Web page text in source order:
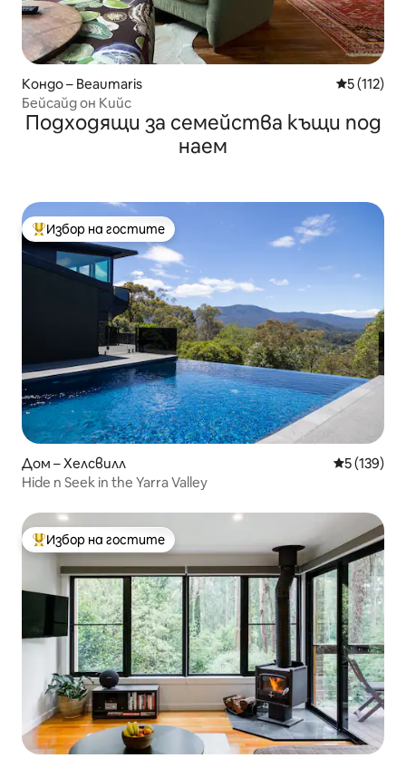
Кондо – Beaumaris Средна
5 (112)
Бейсайд он Кийс
Подходящи за семейства къщи под
наем
Най-популярен избор на гостите
Избор на гостите
Дом – Хелсвилл Средна
5 (139)
Hide n Seek in the Yarra Valley
Най-популярен избор на гостите
Избор на гостите